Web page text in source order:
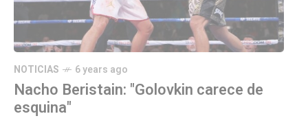
NOTICIAS 6 years ago
Nacho Beristain: "Golovkin carece de
esquina"